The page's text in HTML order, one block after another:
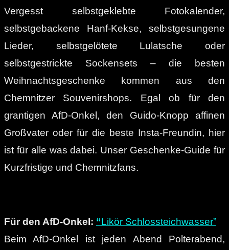
Vergesst selbstgeklebte Fotokalender,
selbstgebackene Hanf-Kekse, selbstgesungene
Lieder, selbstgelötete Lulatsche oder
selbstgestrickte Sockensets – die besten
Weihnachtsgeschenke kommen aus den
Chemnitzer Souvenirshops. Egal ob für den
grantigen AfD-Onkel, den Guido-Knopp affinen
Großvater oder für die beste Insta-Freundin, hier
ist für alle was dabei. Unser Geschenke-Guide für
Kurzfristige und Chemnitzfans.
Für den AfD-Onkel: “Likör Schlossteichwasser”
Beim AfD-Onkel ist jeden Abend Polterabend,